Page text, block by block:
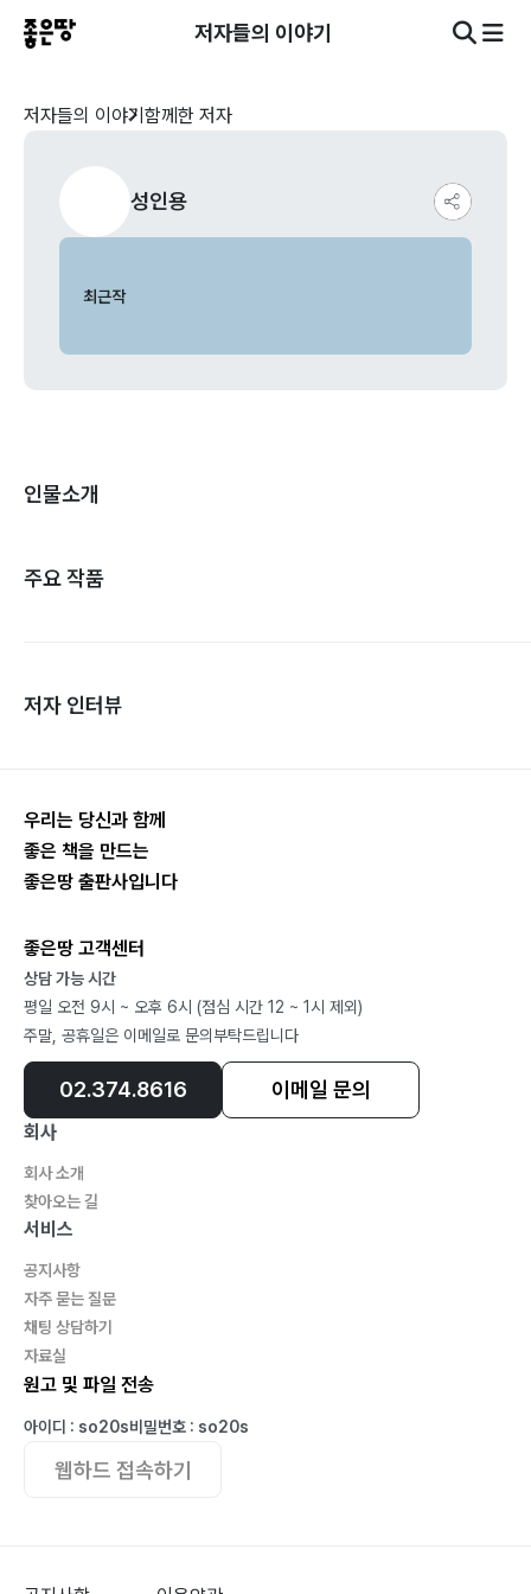
저자들의 이야기
저자들의 이야기 함께한 저자
성인용
최근작
인물소개
주요 작품
저자 인터뷰
우리는 당신과 함께
좋은 책을 만드는
좋은땅 출판사입니다
좋은땅 고객센터
상담 가능 시간
평일 오전 9시 ~ 오후 6시 (점심 시간 12 ~ 1시 제외)
주말, 공휴일은 이메일로 문의부탁드립니다
02.374.8616 이메일 문의
회사
회사 소개
찾아오는 길
서비스
공지사항
자주 묻는 질문
채팅 상담하기
자료실
원고 및 파일 전송
아이디 : so20s비밀번호 : so20s
웹하드 접속하기